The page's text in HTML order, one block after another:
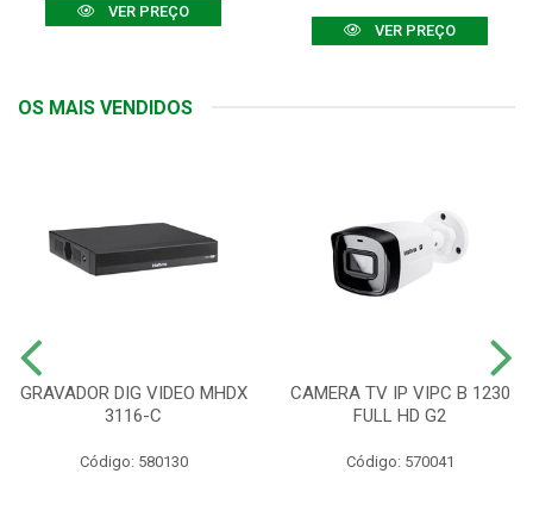
VER PREÇO
VER PREÇO
OS MAIS VENDIDOS
GRAVADOR DIG VIDEO MHDX
3116-C
Código: 580130
CAMERA TV IP VIPC B 1230
FULL HD G2
Código: 570041